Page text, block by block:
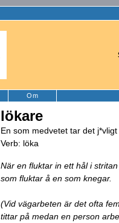
Om
lökare
En som medvetet tar det
Verb: löka
När en fluktar in ett hål i
som fluktar å en som knegar.
(Vid vägarbeten är det ofta
tittar på medan en person